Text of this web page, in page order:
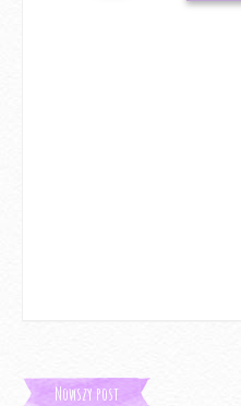
Nowszy post